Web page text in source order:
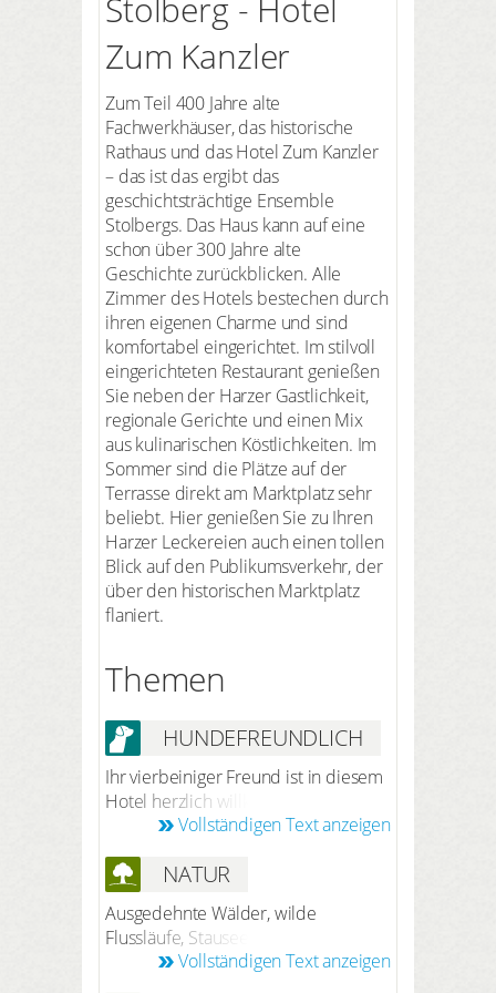
Zum Kanzler
Zum Teil 400 Jahre alte
Fachwerkhäuser, das historische
Rathaus und das Hotel Zum Kanzler
– das ist das ergibt das
geschichtsträchtige Ensemble
Stolbergs. Das Haus kann auf eine
schon über 300 Jahre alte
Geschichte zurückblicken. Alle
Zimmer des Hotels bestechen durch
ihren eigenen Charme und sind
komfortabel eingerichtet. Im stilvoll
eingerichteten Restaurant genießen
Sie neben der Harzer Gastlichkeit,
regionale Gerichte und einen Mix
aus kulinarischen Köstlichkeiten. Im
Sommer sind die Plätze auf der
Terrasse direkt am Marktplatz sehr
beliebt. Hier genießen Sie zu Ihren
Harzer Leckereien auch einen tollen
Blick auf den Publikumsverkehr, der
über den historischen Marktplatz
flaniert.
Themen
HUNDEFREUNDLICH
Ihr vierbeiniger Freund ist in diesem
Hotel herzlich willkommen. Nach
vorheriger Anmeldung bei der
pro Hund/Nacht (ohne Futter). Ihr
Hund darf Sie ins Restaurant und in
alle öffentlichen Räume begleiten.
Vollständigen Text anzeigen
NATUR
Ausgedehnte Wälder, wilde
Flussläufe, Stauseen und eine
artenreiche Flora und Fauna prägen
Vollständigen Text anzeigen